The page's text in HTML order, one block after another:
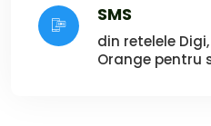
SMS
din retelele
Orange pentru